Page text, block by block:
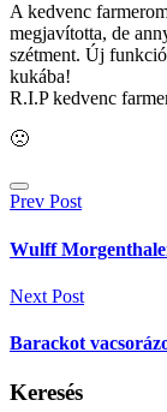
A kedvenc
megjavította, de
szétment. Új
kukába!
R.I.P kedvenc
🙁
Bejegyzés
navigáció
Prev Post
Wulff
Next Post
Barackot
Keresés